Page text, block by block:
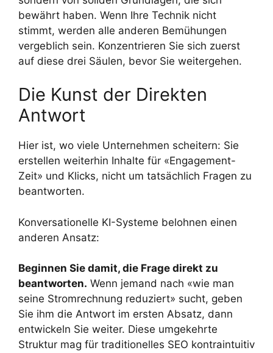
bewährt haben. Wenn Ihre Technik nicht
stimmt, werden alle anderen Bemühungen
vergeblich sein. Konzentrieren Sie sich zuerst
auf diese drei Säulen, bevor Sie weitergehen.
Die Kunst der Direkten
Antwort
Hier ist, wo viele Unternehmen scheitern: Sie
erstellen weiterhin Inhalte für «Engagement-
Zeit» und Klicks, nicht um tatsächlich Fragen zu
beantworten.
Konversationelle KI-Systeme belohnen einen
anderen Ansatz:
Beginnen Sie damit, die Frage direkt zu
beantworten. Wenn jemand nach «wie man
seine Stromrechnung reduziert» sucht, geben
Sie ihm die Antwort im ersten Absatz, dann
entwickeln Sie weiter. Diese umgekehrte
Struktur mag für traditionelles SEO kontraintuitiv